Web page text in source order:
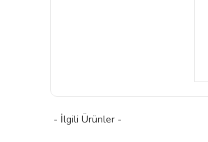
- İlgili Ürünler -